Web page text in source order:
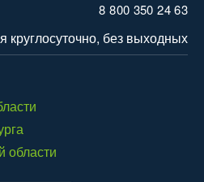
8 800 350 24 63
круглосуточно, без выходных
области